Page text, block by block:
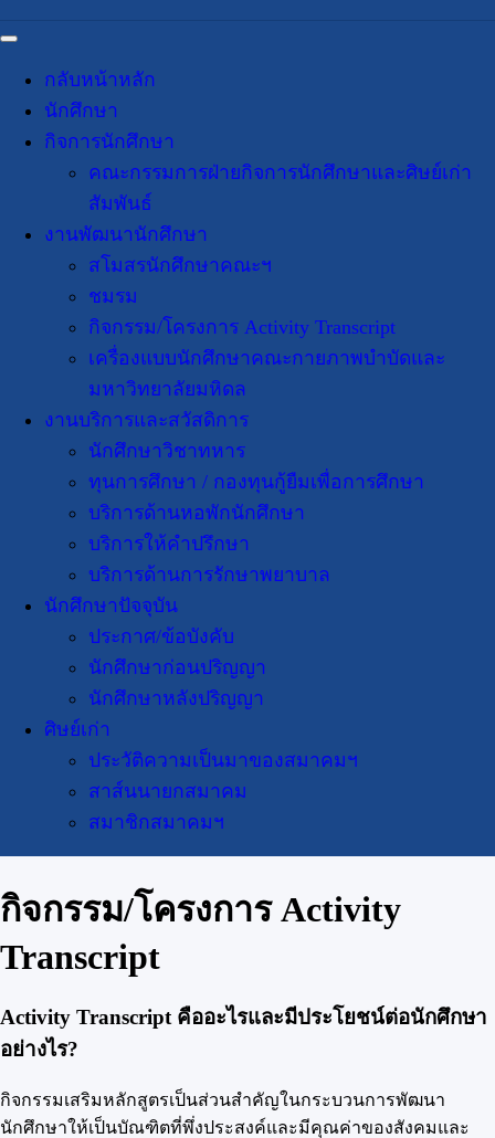
กลับหน้าหลัก
นักศึกษา
กิจการนักศึกษา
คณะกรรมการฝ่ายกิจการนักศึกษาและศิษย์เก่า
สัมพันธ์
งานพัฒนานักศึกษา
สโมสรนักศึกษาคณะฯ
ชมรม
กิจกรรม/โครงการ Activity Transcript
เครื่องแบบนักศึกษาคณะกายภาพบำบัดและ
มหาวิทยาลัยมหิดล
งานบริการและสวัสดิการ
นักศึกษาวิชาทหาร
ทุนการศึกษา / กองทุนกู้ยืมเพื่อการศึกษา
บริการด้านหอพักนักศึกษา
บริการให้คำปรึกษา
บริการด้านการรักษาพยาบาล
นักศึกษาปัจจุบัน
ประกาศ/ข้อบังคับ
นักศึกษาก่อนปริญญา
นักศึกษาหลังปริญญา
ศิษย์เก่า
ประวัติความเป็นมาของสมาคมฯ
สาส์นนายกสมาคม
สมาชิกสมาคมฯ
กิจกรรม/โครงการ Activity
Transcript
Activity Transcript คืออะไรและมีประโยชน์ต่อนักศึกษา
อย่างไร?
กิจกรรมเสริมหลักสูตรเป็นส่วนสำคัญในกระบวนการพัฒนา
นักศึกษาให้เป็นบัณฑิตที่พึ่งประสงค์และมีคุณค่าของสังคมและ